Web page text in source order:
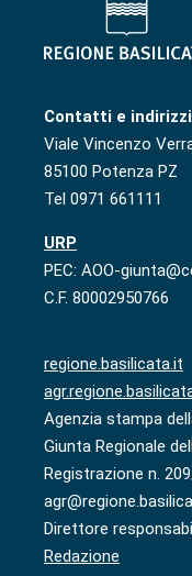
Contatti e indirizzi
Viale Vincenzo
85100 Potenza PZ
Tel 0971 661111
URP
PEC: AOO-
C.F. 80002950766
regione.basilicata.it
Agenzia stampa
Giunta Regionale
Registrazione n.
Direttore
Redazione